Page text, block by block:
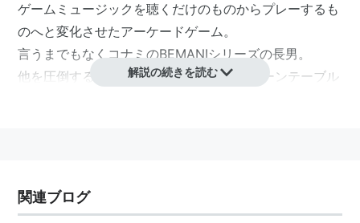
ゲームミュージックを聴くだけのものからプレーするも
のへと変化させたアーケードゲーム。
言うまでもなくコナミのBEMANIシリーズの長男。
他を圧倒する大きな筐体に５つの鍵盤とターンテーブル
クラブミュージックを前面に出し、大人気を博す。
2002年07月26日、５鍵盤シリーズでは最後作となる
解説の続きを読む
関連ブログ